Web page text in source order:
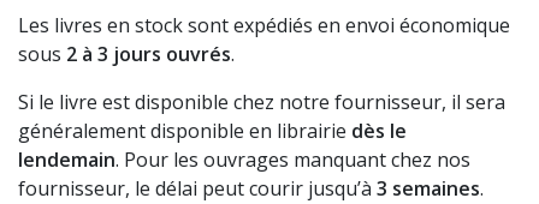
Les livres en stock sont expédiés en envoi économique
sous 2 à 3 jours ouvrés.
Si le livre est disponible chez notre fournisseur, il sera
généralement disponible en librairie dès le
lendemain. Pour les ouvrages manquant chez nos
fournisseur, le délai peut courir jusqu’à 3 semaines.